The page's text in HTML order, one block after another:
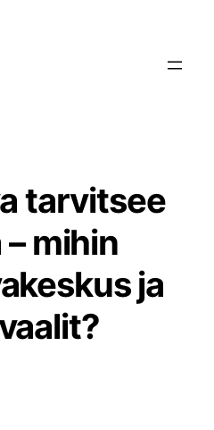
tarvitsee
mihin
ja